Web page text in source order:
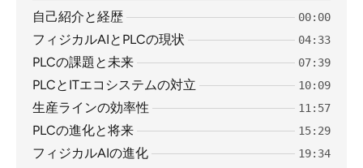
自己紹介と経歴 00:00
フィジカルAIとPLCの現状 04:33
PLCの課題と未来 07:39
PLCとITエコシステムの対立 10:09
生産ラインの効率性 11:57
PLCの進化と将来 15:29
フィジカルAIの進化 19:34